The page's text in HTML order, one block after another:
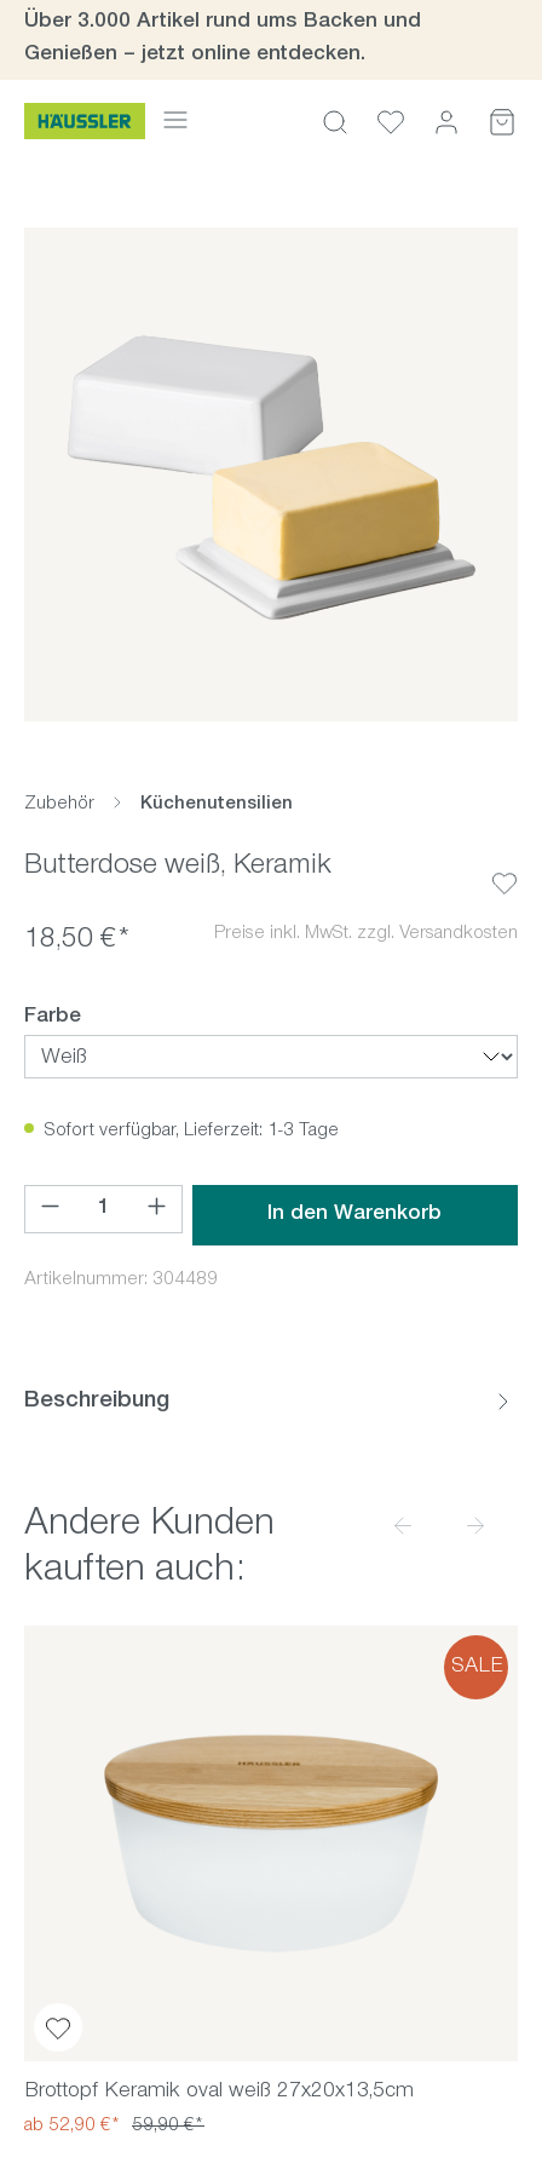
Zum Hauptinhalt springen
Über 3.000 Artikel rund ums Backen und
Genießen – jetzt online entdecken.
Zubehör Küchenutensilien
Butterdose weiß, Keramik
18,50 €* Preise inkl. MwSt. zzgl. Versandkosten
Farbeauswählen
Sofort verfügbar, Lieferzeit: 1-3 Tage
Produkt Anzahl: Gib den gewünschten Wert ein oder
In den Warenkorb
Artikelnummer: 304489
Beschreibung
Produktgalerie überspringen
Andere Kunden
kauften auch:
SALE
Brottopf Keramik oval weiß 27x20x13,5cm
ab 52,90 €* 59,90 €*